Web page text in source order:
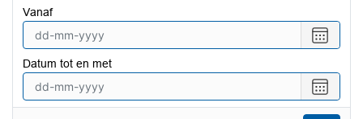
vanaf
een
vanaf
Datum tot en met
een
datum